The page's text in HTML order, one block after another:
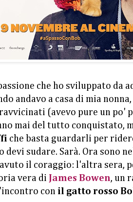
che ho sviluppato da
andavo a casa di mia nonna,
(avevo pure un po'
mai del tutto conquistato,
che basta guardarli per
devi sudare. Sarà. Ora sono
il coraggio: l'altra sera,
vera di James Bowen, un
con il gatto rosso